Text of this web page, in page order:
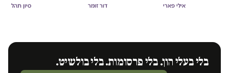
התאבדו השבוע
אילי פארי
דור זומר
סיון תהל
בלי בעלי הון. בלי פרסומות. בלי בולשיט.